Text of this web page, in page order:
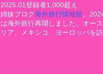
2025.01登録者1,000超え
姉妹ブログ海外旅行情報館。
は海外旅行再開しました。オー
リア、メキシコ、ヨーロッパを